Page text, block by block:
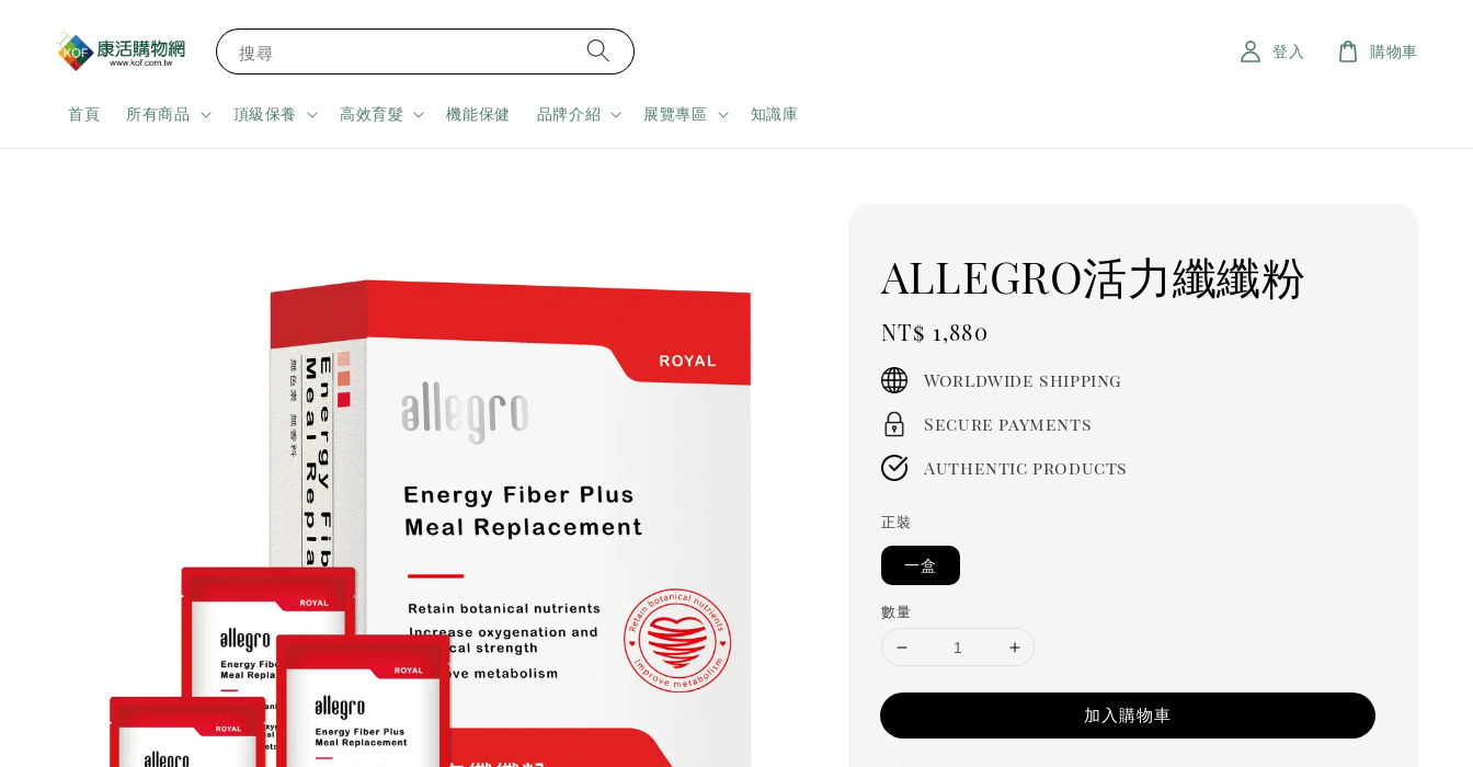
搜尋
首頁 所有商品 頂級保養 高效育髮 機能保健 品牌介紹 展覽專區 知識庫
登入 購物車
ALLEGRO活力纖纖粉
Regular
price
NT$ 1,880
Worldwide shipping
Secure payments
Authentic products
正裝
一盒
數量
加入購物車